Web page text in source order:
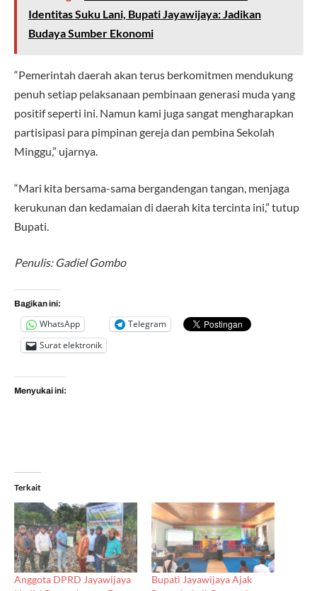
Identitas Suku Lani, Bupati Jayawijaya: Jadikan
Budaya Sumber Ekonomi
“Pemerintah daerah akan terus berkomitmen mendukung
penuh setiap pelaksanaan pembinaan generasi muda yang
positif seperti ini. Namun kami juga sangat mengharapkan
partisipasi para pimpinan gereja dan pembina Sekolah
Minggu,” ujarnya.
“Mari kita bersama-sama bergandengan tangan, menjaga
kerukunan dan kedamaian di daerah kita tercinta ini,” tutup
Bupati.
Penulis: Gadiel Gombo
Bagikan ini:
WhatsApp
Telegram
Surat elektronik
Menyukai ini:
Terkait
Anggota DPRD Jayawijaya
Bupati Jayawijaya Ajak